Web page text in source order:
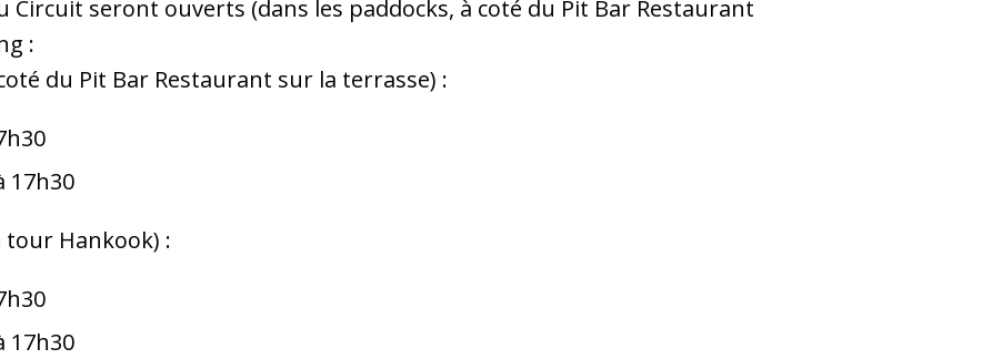
Circuit seront ouverts (dans les paddocks, à coté du Pit Bar Restaurant
:
du Pit Bar Restaurant sur la terrasse) :
17h30
tour Hankook) :
17h30